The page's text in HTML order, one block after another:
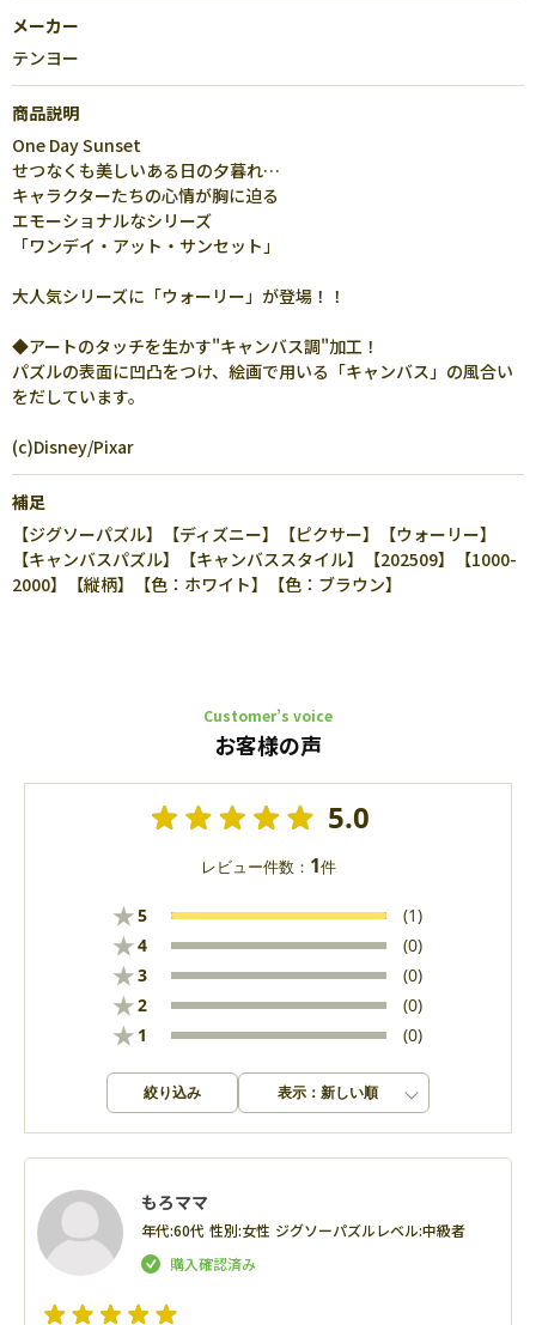
メーカー
テンヨー
商品説明
One Day Sunset
せつなくも美しいある日の夕暮れ…
キャラクターたちの心情が胸に迫る
エモーショナルなシリーズ
「ワンデイ・アット・サンセット」
大人気シリーズに「ウォーリー」が登場！！
◆アートのタッチを生かす"キャンバス調"加工！
パズルの表面に凹凸をつけ、絵画で用いる「キャンバス」の風合い
をだしています。
(c)Disney/Pixar
補足
【ジグソーパズル】【ディズニー】【ピクサー】【ウォーリー】
【キャンバスパズル】【キャンバススタイル】【202509】【1000-
2000】【縦柄】【色：ホワイト】【色：ブラウン】
Customer’s voice
お客様の声
5.0
レビュー件数： 1件
★5 (1)
★4 (0)
★3 (0)
★2 (0)
★ 1 (0)
絞り込み 表示：新しい順
もろママ
年代:60代 性別:女性 ジグソーパズルレベル:中級者